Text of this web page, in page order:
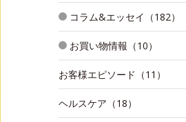
コラム&エッセイ（182）
お買い物情報（10）
お客様エピソード（11）
ヘルスケア（18）